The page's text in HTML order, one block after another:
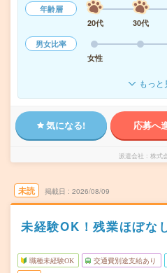
年齢層
20代
30代
男女比率
女性
もっと
気になる! 応募へ
派遣会社 株式
未読 掲載日 2026/08/09
未経験OK！残業ほぼな
職種未経験OK 交通費別途支給あり